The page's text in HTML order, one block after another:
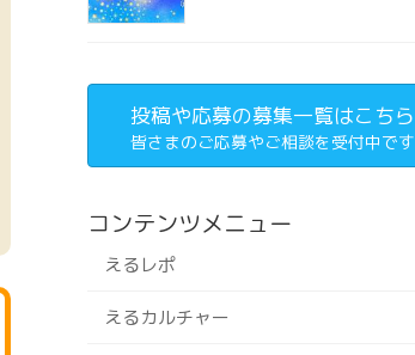
投稿や応募の募集一覧はこちら
皆さまのご応募やご相談を受付中です
コンテンツメニュー
えるレポ
えるカルチャー